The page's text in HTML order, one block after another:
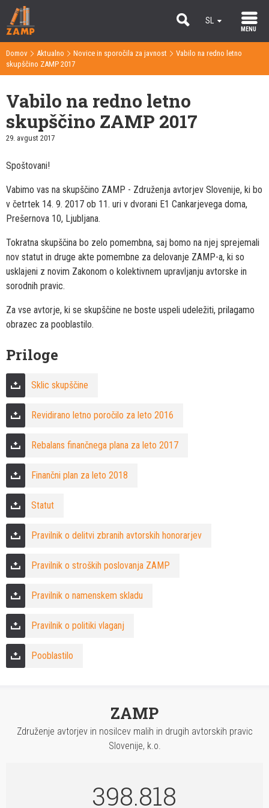
MENU
SL
Domov > Aktualno > Novice in sporočila za javnost > Vabilo na redno letno
skupščino ZAMP 2017
Vabilo na redno letno
skupščino ZAMP 2017
29. avgust 2017
Spoštovani!
Vabimo vas na skupščino ZAMP - Združenja avtorjev Slovenije, ki bo
v četrtek 14. 9. 2017 ob 11. uri v dvorani E1 Cankarjevega doma,
Prešernova 10, Ljubljana.
Tokratna skupščina bo zelo pomembna, saj bomo na njej sprejemali
nov statut in druge akte pomembne za delovanje ZAMP-a, ki so
usklajeni z novim Zakonom o kolektivnem upravljanju avtorske in
sorodnih pravic.
Za vse avtorje, ki se skupščine ne boste uspeli udeležiti, prilagamo
obrazec za pooblastilo.
Priloge
Sklic skupščine
Revidirano letno poročilo za leto 2016
Rebalans finančnega plana za leto 2017
Finančni plan za leto 2018
Statut
Pravilnik o delitvi zbranih avtorskih honorarjev
Pravilnik o stroških poslovanja ZAMP
Pravilnik o namenskem skladu
Pravilnik o politiki vlaganj
Pooblastilo
ZAMP
Združenje avtorjev in nosilcev malih in drugih avtorskih pravic
Slovenije, k.o.
398.818